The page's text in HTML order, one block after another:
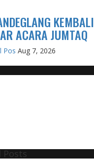
KEMBALI
ACARA JUMTAQ
Pos Aug 7, 2026
Posts